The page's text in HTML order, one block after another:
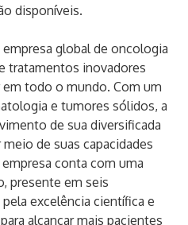
disponíveis.
global de oncologia
tratamentos inovadores
todo o mundo. Com um
e tumores sólidos, a
de sua diversificada
de suas capacidades
conta com uma
presente em seis
excelência científica e
alcançar mais pacientes